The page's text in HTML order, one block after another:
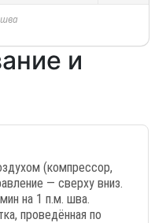
и
(компрессор,
— сверху вниз.
на 1 п.м. шва.
проведённая по